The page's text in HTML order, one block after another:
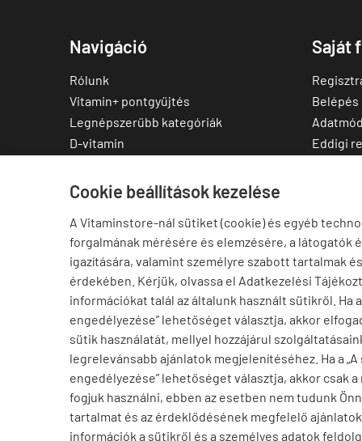
Cookie beállítások kezelése
A Vitaminstore-nál sütiket (cookie) és egyéb
forgalmának mérésére és elemzésére, a látogatók
igazítására, valamint személyre szabott tartalmak
érdekében. Kérjük, olvassa el Adatkezelési
információkat talál az általunk használt sütikről. Ha
engedélyezése” lehetőséget választja, akkor
sütik használatát, mellyel hozzájárul
legrelevánsabb ajánlatok megjelenítéséhez. Ha a
engedélyezése” lehetőséget választja, akkor csak
fogjuk használni, ebben az esetben nem tudunk
tartalmat és az érdeklődésének megfelelő
információk a sütikről és a személyes adatok
Navigáció
Rólunk
Vitamin+ pontgyűjtés
Legnépszerűbb kategóriák
D-vitamin
Multivitamin
Cink
Omega-3
Ashwagandha
Elállás a szerződéstől
Saját
Belépés
Eddigi